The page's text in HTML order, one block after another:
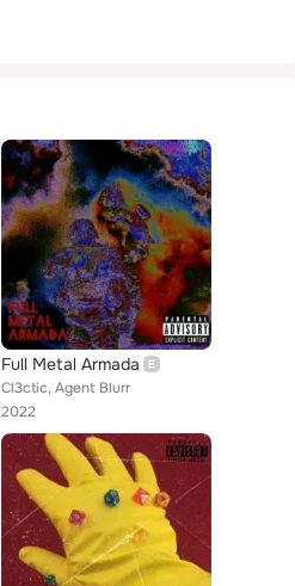
Full Metal Armada
Cl3ctic, Agent Blurr
2022